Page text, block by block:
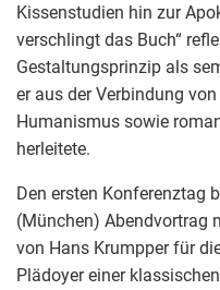
Kissenstudien hin zur
verschlingt das Buch“
Gestaltungsprinzip als
er aus der Verbindung
Humanismus sowie
herleitete.
Den ersten Konferenztag
(München) Abendvortrag
von Hans Krumpper für
Plädoyer einer